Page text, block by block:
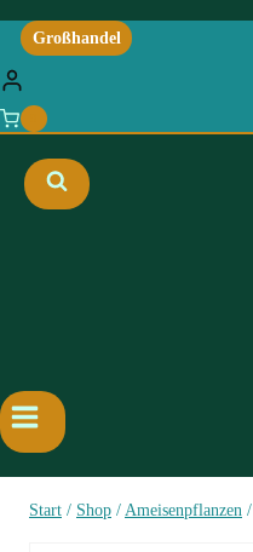
Großhandel
Start / Shop /Ameisenpflanzen /